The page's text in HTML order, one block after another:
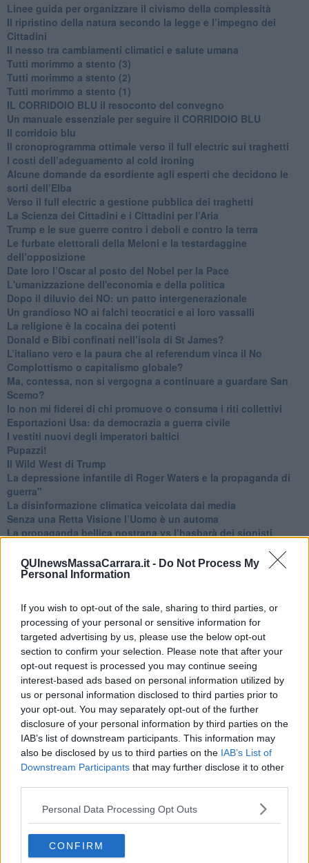
QUInewsMassaCarrara.it - Do Not Process My
Personal Information
If you wish to opt-out of the sale, sharing to third parties, or
processing of your personal or sensitive information for
targeted advertising by us, please use the below opt-out
section to confirm your selection. Please note that after your
opt-out request is processed you may continue seeing
interest-based ads based on personal information utilized by
us or personal information disclosed to third parties prior to
your opt-out. You may separately opt-out of the further
disclosure of your personal information by third parties on the
IAB’s list of downstream participants. This information may
also be disclosed by us to third parties on the IAB’s List of
Downstream Participants that may further disclose it to other
Personal Data Processing Opt Outs
CONFIRM
​Linee guida per organizzare il civismo della complessità
​Il ripristino della natura secondo la legge e l’impegno dei
Cittadini
Il nesso tra cambiamenti climatici e salute umana
Tutti morimmo a stento (3)
Tutti morimmo a stento (2)
​Tutti morimmo a stento (1)
IL CORRIDOIO BLU il resoconto del convegno
Un manuale essenziale per seguire il CORRIDOIO BLU
Il corridoio blu
​Il cronoprogramma ottimale verso il full electric sui traghetti
​I costi dell’adeguamento al cold ironing
Alcune domande da esordiente agli esperti che decidono le
sorti dell’Elba
Verso il full electric a gestione pubblica dei traghetti​
​La Scienza dei Cittadini e i Cittadini per l’Aria
Trump e le sue guerre contro i deboli e contro la terra
​Le furbate elettorali della Meloni e la testardaggine
dell’opposizione
​Date loro l’Oscar al posto del Nobel per la Pace
L'umanizzazione dell'economia e della politica
​Dopo il diluvio dei NO: un patto intergenerazionale
​Un grandioso NO ai falchi teocratici e ai loro vassalli
La religione è la cocaina dei potenti
Donald e Bibi confinati nell’isola di St James?
L’italiano vero e la paura che al referendum vinca il No
​Complottismo o capitalismo globale?
​Ma, contessa, non si vergogna a continuare a guardare San
Scemo?
​Io non mi fiderei di chi promuove o consuma i riti collettivi
Esportazioni Usa: da democrazia a guerra civile
​I vestiti nuovi degli imperatori baltici
​Pupazzi!
​Il Wild West di Trump
​La depressione infantile di Roger Waters e la propaganda di
guerra"
​La disinformazione climatica veicolata dai media
Senza una Retta Visione l’Uomo è un automa
​La propaganda bellica nostrana vs l’hasbarà dei sionisti
guerra
​Uccidere per gioco: il cacciatore e chi vuole armarsi
La Cop 30, i crimini e i misfatti verso la vita sulla terra
Arrostire il pianeta: le grandi emissioni della carne e dei
latticini
​Cop 30, uragani e riconversione delle spese militari
La responsabilità storica della morte sulla terra
PTSD e suicidi svelano l’intento suicidario della guerra e
dell’ignoranza
Il Wenzi e la decadenza verso la guerra e la morte
​Il tecno-fascismo e i suoi nemici delusi
​I comici e il vittimismo paranoideo al potere
​La virtù secondo Confucio e Xi (seconda parte)
Le Pax imperiali e Tianxia (prima parte)
Un mondo condiviso a misura di bambino
​Karen Horney e il ponte sullo Stretto
​I bulli vanno isolati
L’invertebrata von der Leyen e il Lula-risk
Trump soffre, la Corte dell'Aia è viva